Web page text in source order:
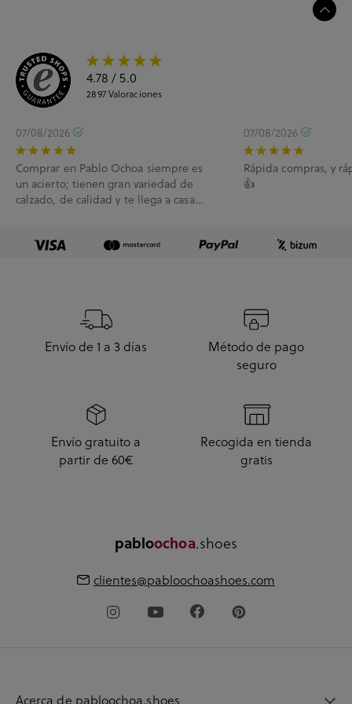
4.78 / 5.0
2897Valoraciones
07/08/2026
Comprar en Pablo Ochoa siempre es
un acierto; tienen gran variedad de
calzado, de calidad y te llega a casa
07/08/2026
Rápida compras, y
👍
Envío de 1 a 3 días
Método de pago
seguro
Envío gratuito a
partir de 60€
Recogida en tienda
gratis
pabloochoa.shoes
clientes@pabloochoashoes.com
Acerca de pabloochoa.shoes